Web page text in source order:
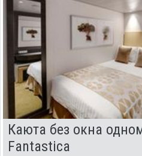
Каюта без окна
Fantastica